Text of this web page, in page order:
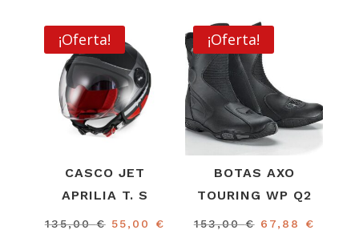
era:
252,00 €.
es:
109,00 €.
¡Oferta!
CASCO JET
APRILIA T. S
135,00€ El
55,00 €
¡Oferta!
BOTAS AXO
TOURING WP Q2
153,00€ El
67,88 €